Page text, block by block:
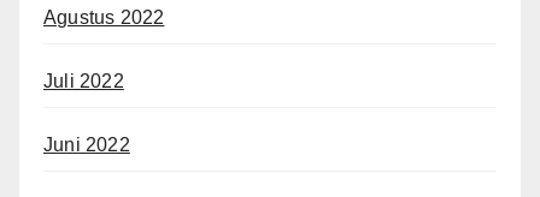
Agustus 2022
Juli 2022
Juni 2022